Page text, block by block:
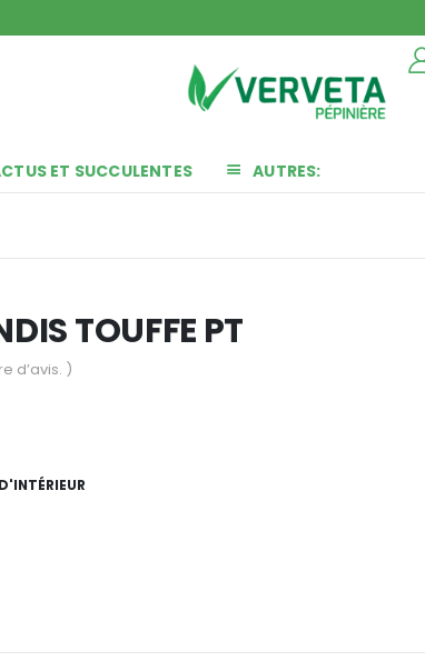
ET SUCCULENTES AUTRES:
TOUFFE PT
d’avis. )